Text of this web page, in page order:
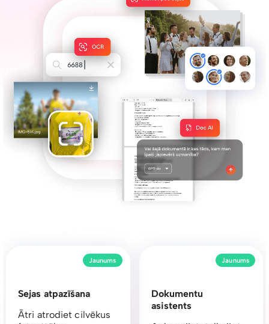
Dokumentu
asistents
Jaunums
Sejas atpazīšana
Ātri atrodiet cilvēkus
Jaunums